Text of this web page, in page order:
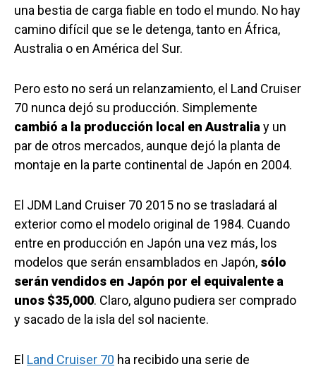
una bestia de carga fiable en todo el mundo. No hay
camino difícil que se le detenga, tanto en África,
Australia o en América del Sur.
Pero esto no será un relanzamiento, el Land Cruiser
70 nunca dejó su producción. Simplemente
cambió a la producción local en Australiay un
par de otros mercados, aunque dejó la planta de
montaje en la parte continental de Japón en 2004.
El JDM Land Cruiser 70 2015 no se trasladará al
exterior como el modelo original de 1984. Cuando
entre en producción en Japón una vez más, los
modelos que serán ensamblados en Japón, sólo
serán vendidos en Japón por el equivalente a
unos $35,000. Claro, alguno pudiera ser comprado
y sacado de la isla del sol naciente.
El Land Cruiser 70 ha recibido una serie de